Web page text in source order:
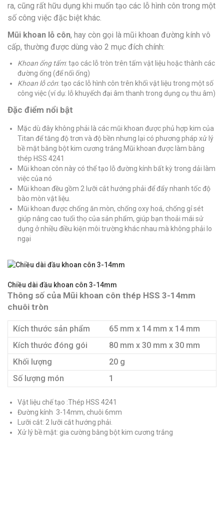
ra, cũng rất hữu dụng khi muốn tạo các lỗ hình côn trong một
số công việc đặc biệt khác.
Mũi khoan lỗ côn, hay còn gọi là mũi khoan đường kính vô
cấp, thường được dùng vào 2 mục đích chính:
Khoan ống tấm: tạo các lỗ tròn trên tấm vật liệu hoặc thành các
đường ống (để nối ống)
Khoan lỗ côn: tạo các lỗ hình côn trên khối vật liệu trong một số
công việc (ví dụ: lỗ khuyếch đại âm thanh trong dụng cụ thu âm)
Đặc điểm nổi bật
Mặc dù đây không phải là các mũi khoan được phủ hợp kim của
Titan để tăng độ trơn và độ bền nhưng lại có phương pháp xử lý
bề mặt bằng bột kim cương trắng.Mũi khoan được làm bằng
thép HSS 4241
Mũi khoan côn này có thể tạo lỗ đường kính bất kỳ trong dải làm
việc của nó
Mũi khoan đều gồm 2 lưỡi cắt hướng phải để đẩy nhanh tốc độ
bào mòn vật liệu.
Mũi khoan được chống ăn mòn, chống oxy hoá, chống gỉ sét
giúp nâng cao tuổi thọ của sản phẩm, giúp bạn thoải mái sử
dụng ở nhiều điều kiện môi trường khác nhau mà không phải lo
ngại
Chiều dài đầu khoan côn 3-14mm
Thông số của Mũi khoan côn thép HSS 3-14mm
chuôi tròn
Kích thước sản phẩm
65 mm x 14 mm x 14 mm
Kích thước đóng gói
80 mm x 30 mm x 30 mm
Khối lượng
20 g
Số lượng món
1
Vật liệu chế tạo :Thép HSS 4241
Đường kính 3-14mm, chuôi 6mm
Lưỡi cắt: 2 lưỡi cắt hướng phải.
Xử lý bề mặt: gia cường bằng bột kim cương trắng